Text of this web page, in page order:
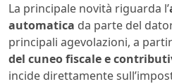
La principale novità riguarda l’
automatica da parte del
principali agevolazioni, a
del cuneo fiscale e
incide direttamente